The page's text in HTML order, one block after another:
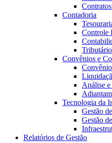
Contadoria
Controle
Convênios e
Análise
Tecnologia da
Gestão
Gestão
Relatórios de Gestão